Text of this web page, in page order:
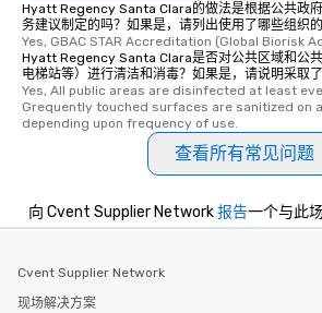
Hyatt Regency Santa Clara的做法是根据公共政
务建议制定的吗？如果是，请列出使用了哪些组织
Yes, GBAC STAR Accreditation (Global Biorisk
Hyatt Regency Santa Clara是否对公共区域和公共
电梯站等）进行清洁和消毒？如果是，请说明采取了
Yes, All public areas are disinfected at least
Grequently touched surfaces are sanitized on
depending upon frequency of use.
查看所有常见问题
向 Cvent Supplier Network报告一个与此
Cvent Supplier Network
现场解决方案